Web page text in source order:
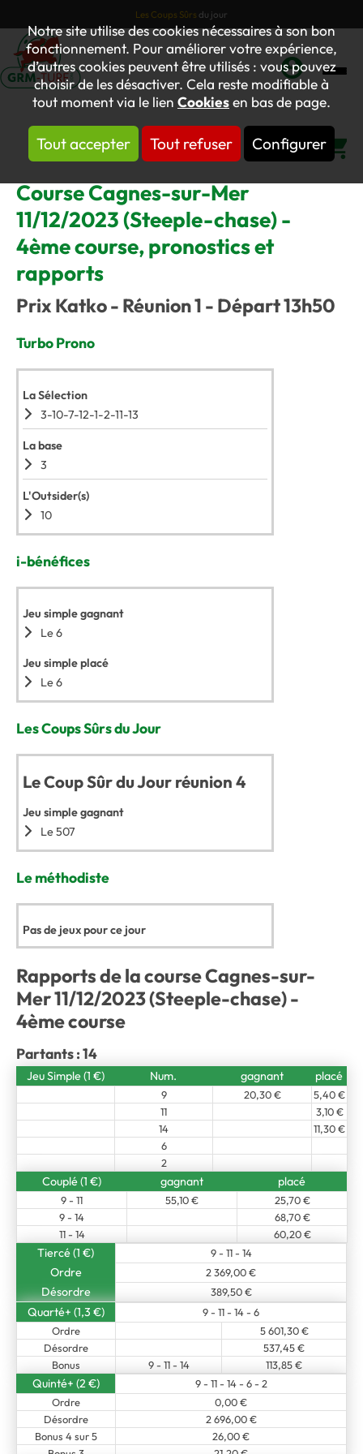
Notre site utilise des cookies nécessaires à son bon
fonctionnement. Pour améliorer votre expérience,
d’autres cookies peuvent être utilisés : vous pouvez
choisir de les désactiver. Cela reste modifiable à
tout moment via le lien Cookiesen bas de page.
Tout accepter Tout refuser Configurer
Les Coups Sûrs du jour
Mon
compte
Course Cagnes-sur-Mer
11/12/2023 (Steeple-chase) -
4ème course, pronostics et
rapports
Prix Katko - Réunion 1 - Départ 13h50
Turbo Prono
La Sélection
3-10-7-12-1-2-11-13
La base
3
L'Outsider(s)
10
i-bénéfices
Jeu simple gagnant
Le 6
Jeu simple placé
Le 6
Les Coups Sûrs du Jour
Le Coup Sûr du Jour réunion 4
Jeu simple gagnant
Le 507
Le méthodiste
Pas de jeux pour ce jour
Rapports de la course Cagnes-sur-
Mer 11/12/2023 (Steeple-chase) -
4ème course
Partants : 14
Jeu Simple (1 €) Num. gagnant placé
9 20,30 €
5,40 €
11
3,10 €
14
11,30 €
6
2
Couplé (1 €) gagnant placé
9 - 11 55,10 €
25,70 €
9 - 14
68,70 €
11 - 14
60,20 €
Tiercé (1 €) 9 - 11 - 14
Ordre 2 369,00 €
Désordre 389,50 €
Quarté+ (1,3 €)
9 - 11 - 14 - 6
Ordre
5 601,30 €
Désordre
537,45 €
Bonus
9 - 11 - 14 113,85 €
Quinté+ (2 €)
9 - 11 - 14 - 6 - 2
Ordre
0,00 €
Désordre
2 696,00 €
Bonus 4 sur 5
26,00 €